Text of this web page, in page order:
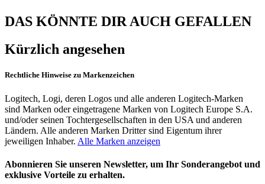
DAS KÖNNTE DIR AUCH GEFALLEN
Kürzlich angesehen
Rechtliche Hinweise zu Markenzeichen
Logitech, Logi, deren Logos und alle anderen Logitech-Marken
sind Marken oder eingetragene Marken von Logitech Europe S.A.
und/oder seinen Tochtergesellschaften in den USA und anderen
Ländern. Alle anderen Marken Dritter sind Eigentum ihrer
jeweiligen Inhaber. Alle Marken anzeigen
Abonnieren Sie unseren Newsletter, um Ihr Sonderangebot und
exklusive Vorteile zu erhalten.